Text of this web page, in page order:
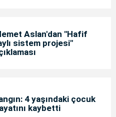
Aslan'dan "Hafif
sistem projesi"
4 yaşındaki çocuk
kaybetti